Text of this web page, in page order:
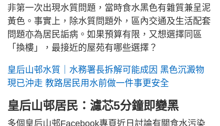
非第一次出現水質問題，當時食水黑色有雜質兼呈泥
黃色。事實上，除水質問題外，區內交通及生活配套
問題亦為居民詬病。如果預算有限，又想選擇同區
「換樓」，最接近的屋苑有哪些選擇？
皇后山邨水質｜水務署長拆解可能成因 黑色沉澱物
現已沖走 教路居民用水前做一件事更安全
皇后山邨居民：濾芯5分鐘即變黑
多個皇后山邨Facebook專頁近日討論有關食水污染